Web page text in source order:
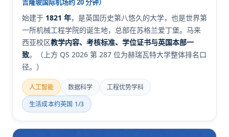
吉隆坡国际机场约 20 分钟）
始建于 1821 年，是英国历史第八悠久的大学，也是世界第
一所机械工程学院的诞生地，总部在苏格兰爱丁堡。马来
西亚校区教学内容、考核标准、学位证书与英国本部一
致。（上方 QS 2026 第 287 位为赫瑞瓦特大学整体排名口
径。）
人工智能 数据科学
工程优势学科
生活成本约英国 1/3